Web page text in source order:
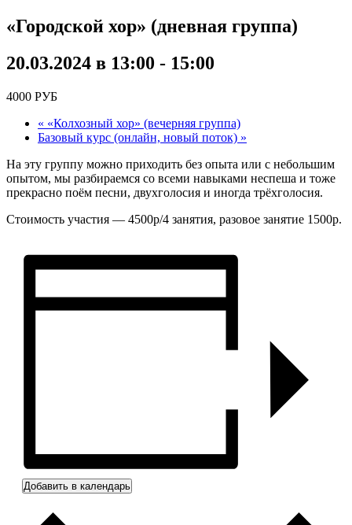
«Городской хор» (дневная группа)
20.03.2024 в 13:00 - 15:00
4000 РУБ
« «Колхозный хор» (вечерняя группа)
Базовый курс (онлайн, новый поток) »
На эту группу можно приходить без опыта или с небольшим
опытом, мы разбираемся со всеми навыками неспеша и тоже
прекрасно поём песни, двухголосия и иногда трёхголосия.
Стоимость участия — 4500р/4 занятия, разовое занятие 1500р.
Добавить в календарь